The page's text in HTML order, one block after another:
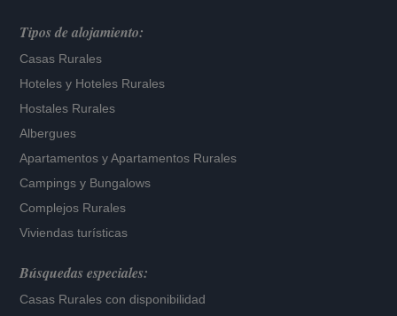
Tipos de alojamiento:
Casas Rurales
Hoteles y Hoteles Rurales
Hostales Rurales
Albergues
Apartamentos yApartamentos Rurales
Campings y Bungalows
Complejos Rurales
Viviendas turísticas
Búsquedas especiales:
Casas Rurales con disponibilidad